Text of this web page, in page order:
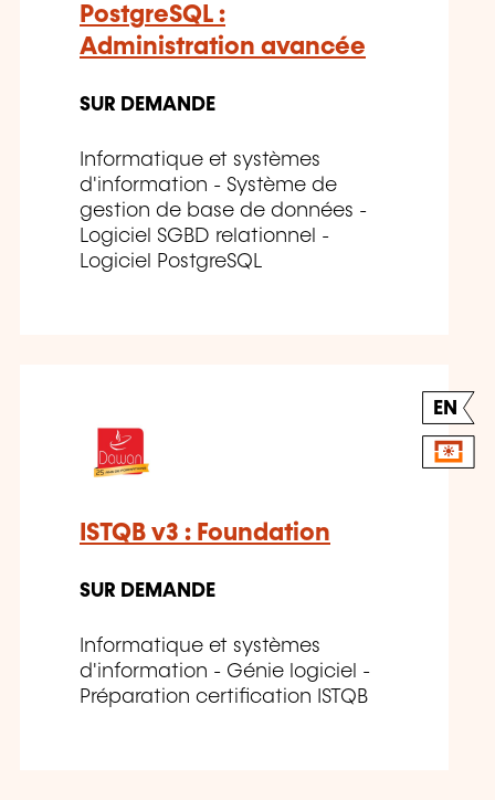
PostgreSQL :
Administration avancée
SUR DEMANDE
Informatique et systèmes
d'information - Système de
gestion de base de données -
Logiciel SGBD relationnel -
Logiciel PostgreSQL
EN
ISTQB v3 : Foundation
SUR DEMANDE
Informatique et systèmes
d'information - Génie logiciel -
Préparation certification ISTQB